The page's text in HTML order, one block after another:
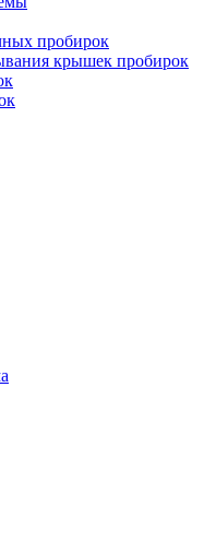
пробирок
крышек пробирок